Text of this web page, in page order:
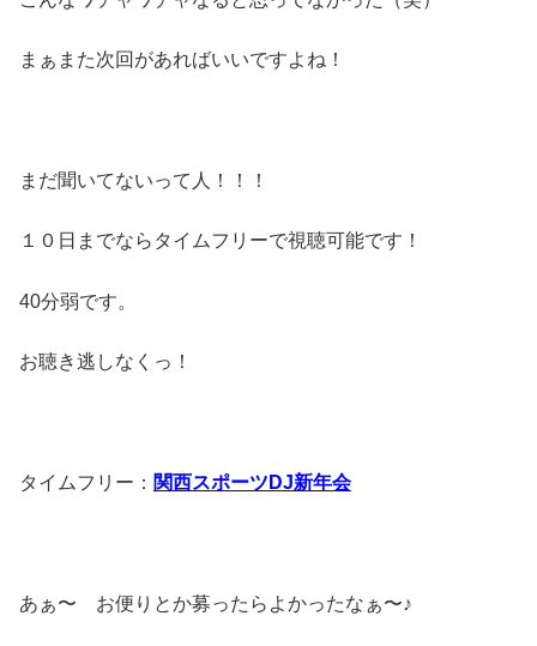
まぁまた次回があればいいですよね！
まだ聞いてないって人！！！
１０日までならタイムフリーで視聴可能です！
40分弱です。
お聴き逃しなくっ！
タイムフリー： 関西スポーツDJ新年会
あぁ〜 お便りとか募ったらよかったなぁ〜♪